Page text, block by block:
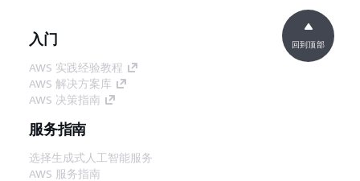
入门
AWS 实践经验教程
AWS 解决方案库
AWS 决策指南
服务指南
选择生成式人工智能服务
AWS 服务指南
回到顶部